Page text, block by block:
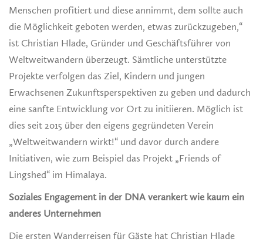
Menschen profitiert und diese annimmt, dem sollte auch
die Möglichkeit geboten werden, etwas zurückzugeben,“
ist Christian Hlade, Gründer und Geschäftsführer von
Weltweitwandern überzeugt. Sämtliche unterstützte
Projekte verfolgen das Ziel, Kindern und jungen
Erwachsenen Zukunftsperspektiven zu geben und dadurch
eine sanfte Entwicklung vor Ort zu initiieren. Möglich ist
dies seit 2015 über den eigens gegründeten Verein
„Weltweitwandern wirkt!“ und davor durch andere
Initiativen, wie zum Beispiel das Projekt „Friends of
Lingshed“ im Himalaya.
Soziales Engagement in der DNA verankert wie kaum ein
anderes Unternehmen
Die ersten Wanderreisen für Gäste hat Christian Hlade